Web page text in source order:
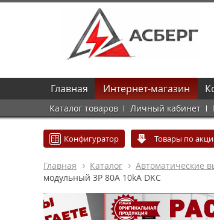
Главная Интернет-магазин
Каталог товаров Личный кабинет
Конфигуратор Товары по
Главная Каталог Автоматические
модульный 3P 80А 10kA DKC